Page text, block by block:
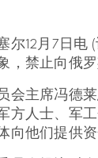
尔12月7日电
，禁止向俄
会主席冯德
方人士、军
向他们提供资